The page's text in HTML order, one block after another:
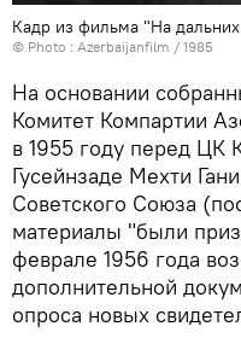
Кадр из фильма "На
© Photo : Azerbaijanfilm / 1985
На основании
Комитет Компартии
в 1955 году перед ЦК
Гусейнзаде Мехти
Советского Союза
материалы "были
феврале 1956 года
дополнительной
опроса новых